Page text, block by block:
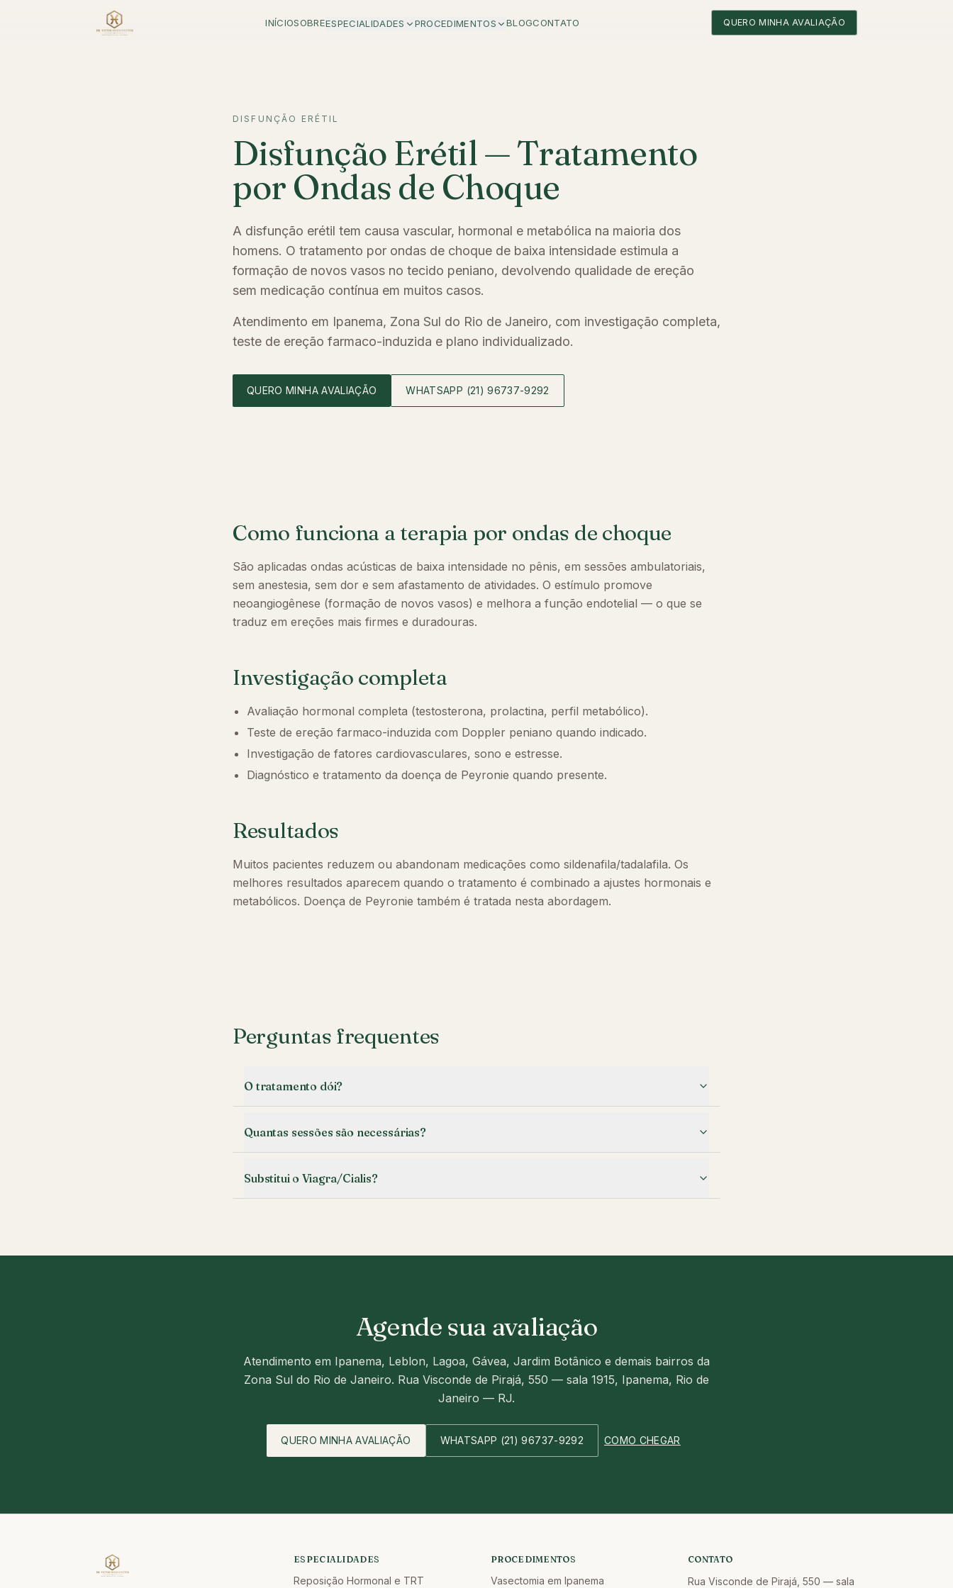
INÍCIOSOBREESPECIALIDADES PROCEDIMENTOS BLOGCONTATO QUERO MINHA AVALIAÇÃO
DISFUNÇÃO ERÉTIL
Disfunção Erétil — Tratamento
por Ondas de Choque
A disfunção erétil tem causa vascular, hormonal e metabólica na maioria dos
homens. O tratamento por ondas de choque de baixa intensidade estimula a
formação de novos vasos no tecido peniano, devolvendo qualidade de ereção
sem medicação contínua em muitos casos.
Atendimento em Ipanema, Zona Sul do Rio de Janeiro, com investigação completa,
teste de ereção farmaco-induzida e plano individualizado.
QUERO MINHA AVALIAÇÃO WHATSAPP (21) 96737-9292
Como funciona a terapia por ondas de choque
São aplicadas ondas acústicas de baixa intensidade no pênis, em sessões ambulatoriais,
sem anestesia, sem dor e sem afastamento de atividades. O estímulo promove
neoangiogênese (formação de novos vasos) e melhora a função endotelial — o que se
traduz em ereções mais firmes e duradouras.
Investigação completa
Avaliação hormonal completa (testosterona, prolactina, perfil metabólico).
Teste de ereção farmaco-induzida com Doppler peniano quando indicado.
Investigação de fatores cardiovasculares, sono e estresse.
Diagnóstico e tratamento da doença de Peyronie quando presente.
Resultados
Muitos pacientes reduzem ou abandonam medicações como sildenafila/tadalafila. Os
melhores resultados aparecem quando o tratamento é combinado a ajustes hormonais e
metabólicos. Doença de Peyronie também é tratada nesta abordagem.
Perguntas frequentes
O tratamento dói?
Quantas sessões são necessárias?
Substitui o Viagra/Cialis?
Agende sua avaliação
Atendimento em Ipanema, Leblon, Lagoa, Gávea, Jardim Botânico e demais bairros da
Zona Sul do Rio de Janeiro. Rua Visconde de Pirajá, 550 — sala 1915, Ipanema, Rio de
Janeiro — RJ.
QUERO MINHA AVALIAÇÃO WHATSAPP (21) 96737-9292 COMO CHEGAR
ESPECIALIDADES
Reposição Hormonal e TRT
PROCEDIMENTOS
Vasectomia em Ipanema
CONTATO
Rua Visconde de Pirajá, 550 — sala